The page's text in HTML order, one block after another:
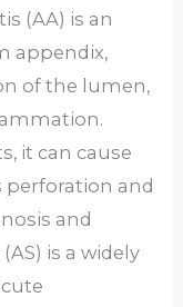
(AA) is an
appendix,
of the lumen,
it can cause
perforation and
and
is a widely